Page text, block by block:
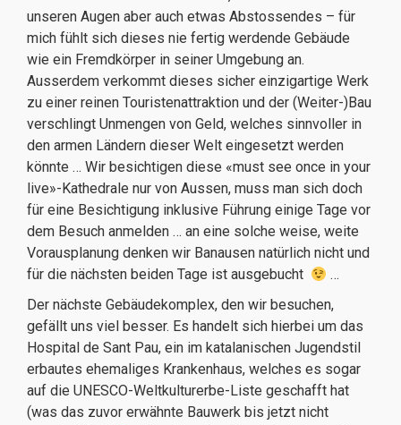
unseren Augen aber auch etwas Abstossendes – für
mich fühlt sich dieses nie fertig werdende Gebäude
wie ein Fremdkörper in seiner Umgebung an.
Ausserdem verkommt dieses sicher einzigartige Werk
zu einer reinen Touristenattraktion und der (Weiter-)Bau
verschlingt Unmengen von Geld, welches sinnvoller in
den armen Ländern dieser Welt eingesetzt werden
könnte … Wir besichtigen diese «must see once in your
live»-Kathedrale nur von Aussen, muss man sich doch
für eine Besichtigung inklusive Führung einige Tage vor
dem Besuch anmelden … an eine solche weise, weite
Vorausplanung denken wir Banausen natürlich nicht und
für die nächsten beiden Tage ist ausgebucht
…
Der nächste Gebäudekomplex, den wir besuchen,
gefällt uns viel besser. Es handelt sich hierbei um das
Hospital de Sant Pau, ein im katalanischen Jugendstil
erbautes ehemaliges Krankenhaus, welches es sogar
auf die UNESCO-Weltkulturerbe-Liste geschafft hat
(was das zuvor erwähnte Bauwerk bis jetzt nicht